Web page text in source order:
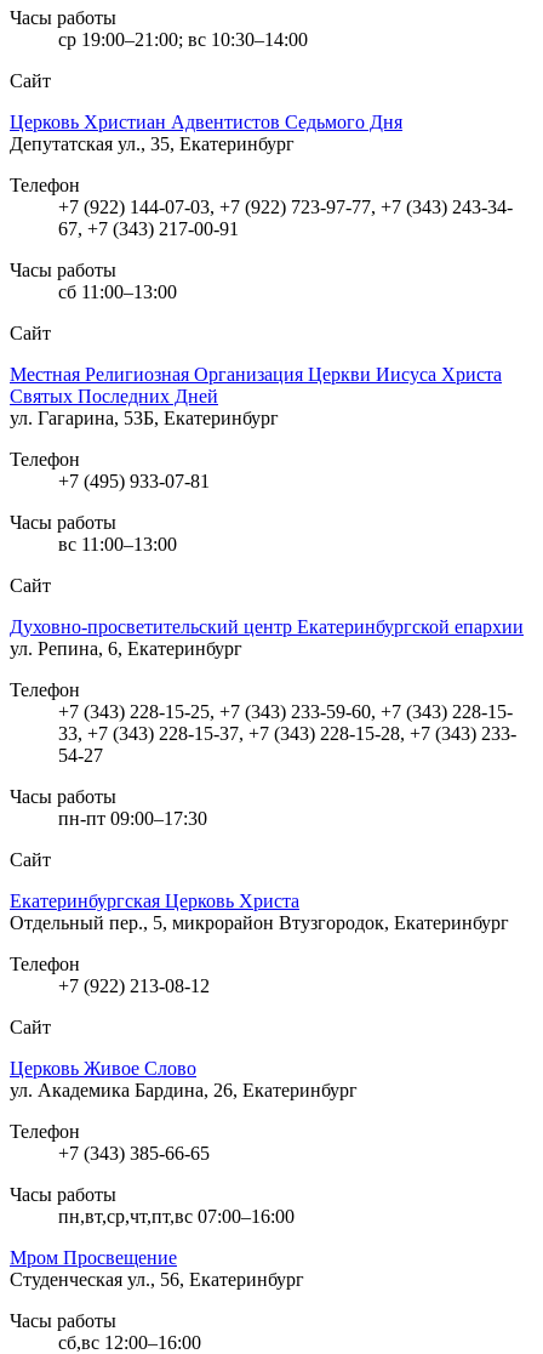
Часы работы
ср 19:00–21:00; вс 10:30–14:00
Сайт
Церковь Христиан Адвентистов Седьмого Дня
Депутатская ул., 35, Екатеринбург
Телефон
+7 (922) 144-07-03, +7 (922) 723-97-77, +7 (343) 243-34-
67, +7 (343) 217-00-91
Часы работы
сб 11:00–13:00
Сайт
Местная Религиозная Организация Церкви Иисуса Христа
Святых Последних Дней
ул. Гагарина, 53Б, Екатеринбург
Телефон
+7 (495) 933-07-81
Часы работы
вс 11:00–13:00
Сайт
Духовно-просветительский центр Екатеринбургской епархии
ул. Репина, 6, Екатеринбург
Телефон
+7 (343) 228-15-25, +7 (343) 233-59-60, +7 (343) 228-15-
33, +7 (343) 228-15-37, +7 (343) 228-15-28, +7 (343) 233-
54-27
Часы работы
пн-пт 09:00–17:30
Сайт
Екатеринбургская Церковь Христа
Отдельный пер., 5, микрорайон Втузгородок, Екатеринбург
Телефон
+7 (922) 213-08-12
Сайт
Церковь Живое Слово
ул. Академика Бардина, 26, Екатеринбург
Телефон
+7 (343) 385-66-65
Часы работы
пн,вт,ср,чт,пт,вс 07:00–16:00
Мром Просвещение
Студенческая ул., 56, Екатеринбург
Часы работы
сб,вс 12:00–16:00